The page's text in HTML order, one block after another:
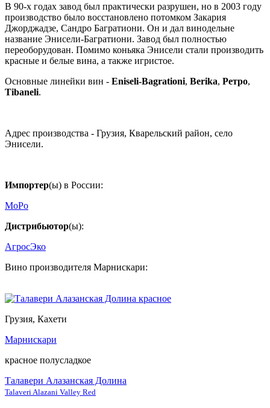
В 90-х годах завод был практически разрушен, но в 2003 году
производство было восстановлено потомком Закария
Джорджадзе, Сандро Багратиони. Он и дал винодельне
название Энисели-Багратиони. Завод был полностью
переоборудован. Помимо коньяка Энисели стали производить
красные и белые вина, а также игристое.
Основные линейки вин - Eniseli-Bagrationi, Berika, Ретро,
Tibaneli.
Адрес производства - Грузия, Кварельский район, село
Энисели.
Импортер(ы) в России:
МоРо
Дистрибьютор(ы):
АгросЭко
Вино производителя Марнискари:
Грузия, Кахети
Марнискари
красное полусладкое
Талавери Алазанская Долина
Talaveri Alazani Valley Red